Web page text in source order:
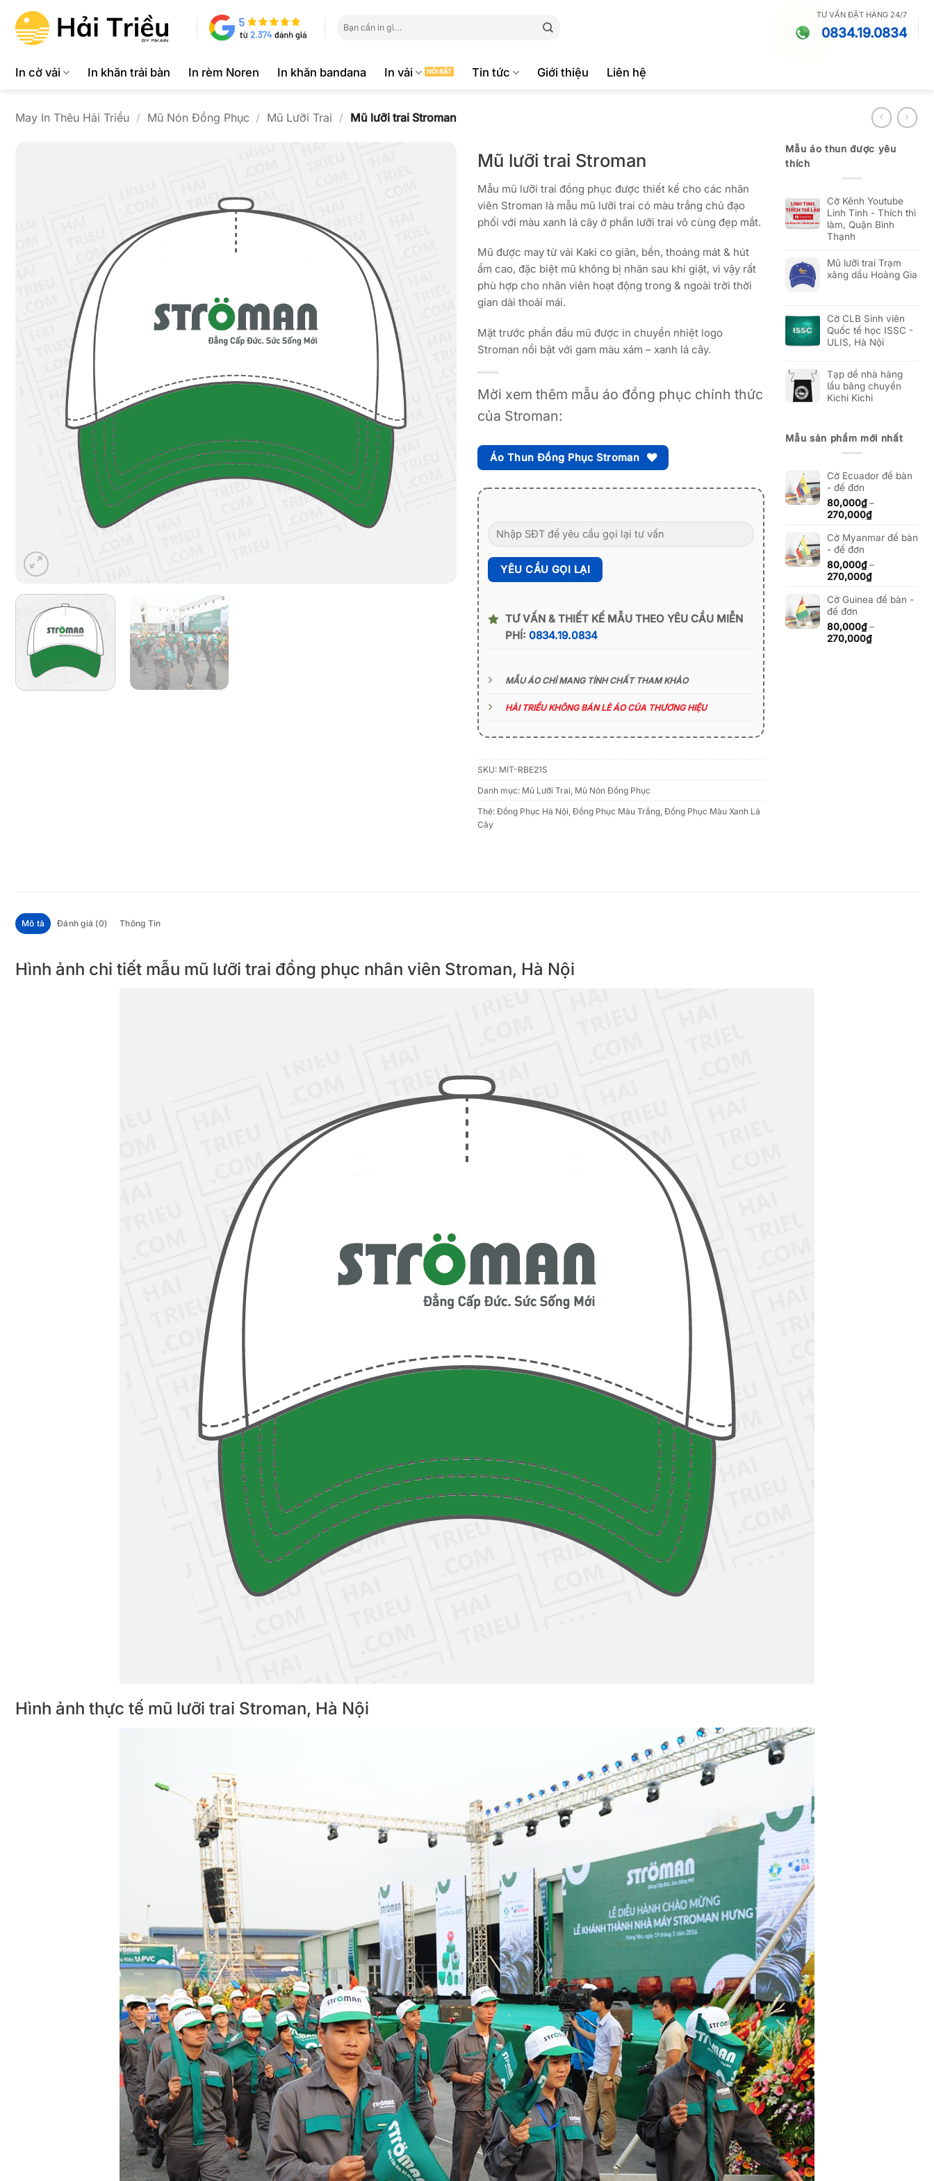
qua
kiếm:
TƯ VẤN ĐẶT HÀNG 24/7
0834.19.0834
In cờ vải In khăn trải bàn In rèm Noren In khăn bandana In vải Tin tức Giới thiệu Liên hệ
May In Thêu Hải Triều / Mũ Nón Đồng Phục / Mũ Lưỡi Trai / Mũ lưỡi trai Stroman
Mũ lưỡi trai Stroman
Mẫu mũ lưỡi trai đồng phục được thiết kế cho các nhân
viên Stroman là mẫu mũ lưỡi trai có màu trắng chủ đạo
phối với màu xanh lá cây ở phần lưỡi trai vô cùng đẹp mắt.
Mũ được may từ vải Kaki co giãn, bền, thoáng mát & hút
ẩm cao, đặc biệt mũ không bị nhăn sau khi giặt, vì vậy rất
phù hợp cho nhân viên hoạt động trong & ngoài trời thời
gian dài thoải mái.
Mặt trước phần đầu mũ được in chuyển nhiệt logo
Stroman nổi bật với gam màu xám – xanh lá cây.
Mời xem thêm mẫu áo đồng phục chính thức
của Stroman:
Áo Thun Đồng Phục Stroman
TƯ VẤN & THIẾT KẾ MẪU THEO YÊU CẦU MIỄN
PHÍ: 0834.19.0834
MẪU ÁO CHỈ MANG TÍNH CHẤT THAM KHẢO
HẢI TRIỀU KHÔNG BÁN LẺ ÁO CỦA THƯƠNG HIỆU
SKU: MIT-RBE21S
Danh mục: Mũ Lưỡi Trai, Mũ Nón Đồng Phục
Thẻ: Đồng Phục Hà Nội, Đồng Phục Màu Trắng, Đồng Phục Màu Xanh Lá
Cây
Mẫu áo thun được yêu
thích
Cờ Kênh Youtube
Linh Tinh - Thích thì
làm, Quận Bình
Thạnh
Mũ lưỡi trai Trạm
xăng dầu Hoàng Gia
Cờ CLB Sinh viên
Quốc tế học ISSC -
ULIS, Hà Nội
Tạp dề nhà hàng
lẩu băng chuyền
Kichi Kichi
Mẫu sản phẩm mới nhất
Cờ Ecuador để bàn
- đế đơn
80,000₫ –
270,000₫Khoảng
từ
270,000₫
Cờ Myanmar để bàn
- đế đơn
80,000₫ –
270,000₫Khoảng
từ
270,000₫
Cờ Guinea để bàn -
đế đơn
80,000₫ –
270,000₫Khoảng
Mô tả Đánh giá (0) Thông Tin
Hình ảnh chi tiết mẫu mũ lưỡi trai đồng phục nhân viên Stroman, Hà Nội
Hình ảnh thực tế mũ lưỡi trai Stroman, Hà Nội